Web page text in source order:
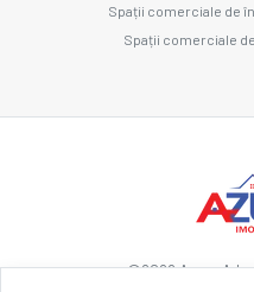
Spații comerciale de
Spații comerciale
©2026Azura